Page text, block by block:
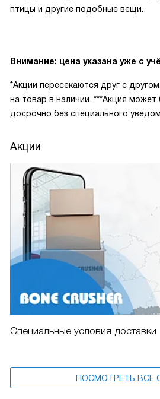
птицы и другие подобные вещи.
Внимание: цена указана уже с
*Акции пересекаются друг с
на товар в наличии. ***Акция
досрочно без специального
Акции
Специальные условия доставки
ПОСМОТРЕТЬ ВСЕ